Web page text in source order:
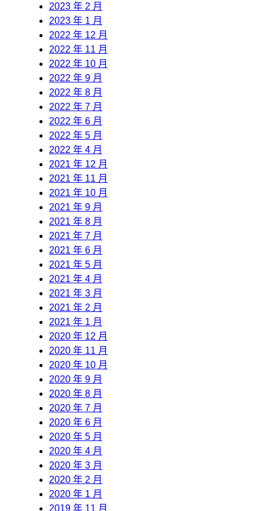
2023 年 2 月
2023 年 1 月
2022 年 12 月
2022 年 11 月
2022 年 10 月
2022 年 9 月
2022 年 8 月
2022 年 7 月
2022 年 6 月
2022 年 5 月
2022 年 4 月
2021 年 12 月
2021 年 11 月
2021 年 10 月
2021 年 9 月
2021 年 8 月
2021 年 7 月
2021 年 6 月
2021 年 5 月
2021 年 4 月
2021 年 3 月
2021 年 2 月
2021 年 1 月
2020 年 12 月
2020 年 11 月
2020 年 10 月
2020 年 9 月
2020 年 8 月
2020 年 7 月
2020 年 6 月
2020 年 5 月
2020 年 4 月
2020 年 3 月
2020 年 2 月
2020 年 1 月
2019 年 11 月